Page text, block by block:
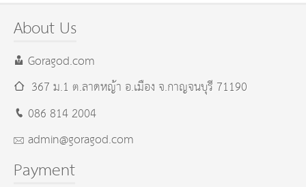
About Us
Goragod.com
367 ม.1 ต.ลาดหญ้า อ.เมืองจ.กาญจนบุรี 71190
086 814 2004
admin@goragod.com
Payment